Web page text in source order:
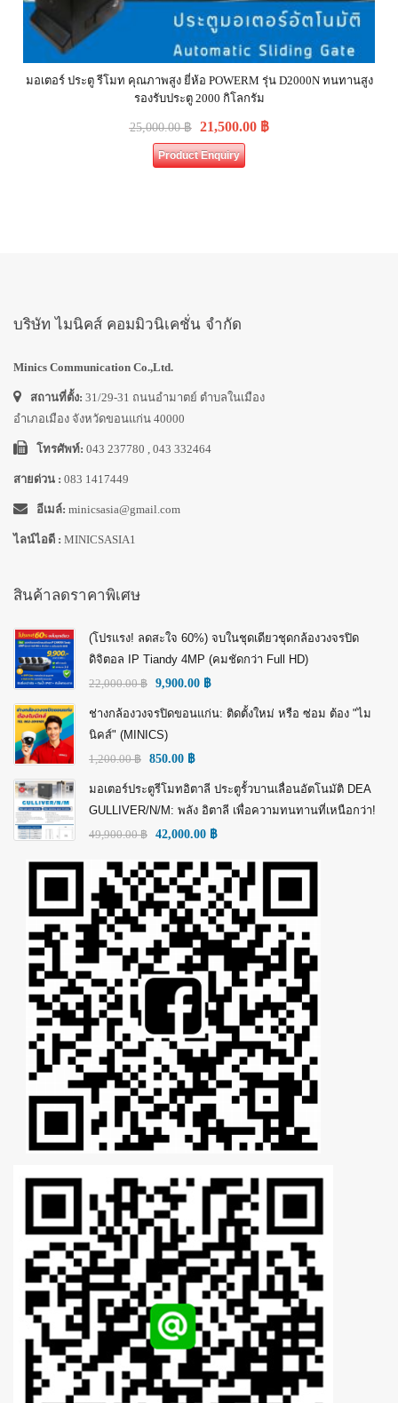
มอเตอร์ ประตู รีโมท คุณภาพสูง ยี่ห้อ POWERM รุ่น D2000N ทนทานสูง
รองรับประตู 2000 กิโลกรัม
25,000.00฿ 21,500.00 ฿
Product Enquiry
บริษัท ไมนิคส์ คอมมิวนิเคชั่น จำกัด
Minics Communication Co.,Ltd.
สถานที่ตั้ง: 31/29-31 ถนนอำมาตย์ ตำบลในเมือง
อำเภอเมือง จังหวัดขอนแก่น 40000
โทรศัพท์: 043 237780 , 043 332464
สายด่วน : 083 1417449
อีเมล์: minicsasia@gmail.com
ไลน์ไอดี : MINICSASIA1
สินค้าลดราคาพิเศษ
(โปรแรง! ลดสะใจ 60%) จบในชุดเดียวชุดกล้องวงจรปิด
ดิจิตอล IP Tiandy 4MP (คมชัดกว่า Full HD)
22,000.00฿ 9,900.00 ฿
ช่างกล้องวงจรปิดขอนแก่น: ติดตั้งใหม่ หรือ ซ่อม ต้อง "ไม
นิคส์" (MINICS)
1,200.00฿ 850.00 ฿
มอเตอร์ประตูรีโมทอิตาลี ประตูรั้วบานเลื่อนอัตโนมัติ DEA
GULLIVER/N/M: พลัง อิตาลี เพื่อความทนทานที่เหนือกว่า!
49,900.00฿ 42,000.00 ฿